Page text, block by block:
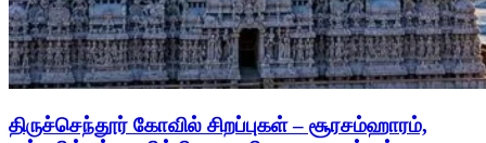
திருச்செந்தூர் கோவில் சிறப்புகள் – சூரசம்ஹாரம்,